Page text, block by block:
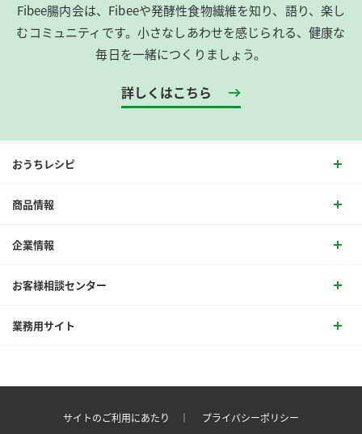
Fibee腸内会は、​Fibeeや発酵性食物繊維を知り、語り、楽し
むコミュニティです。​小さなしあわせを感じられる、健康な
毎日を一緒につくりましょう。
詳しくはこちら
おうちレシピ
商品情報
企業情報
お客様相談センター
業務用サイト
サイトのご利用にあたり ｜
プライバシーポリシー